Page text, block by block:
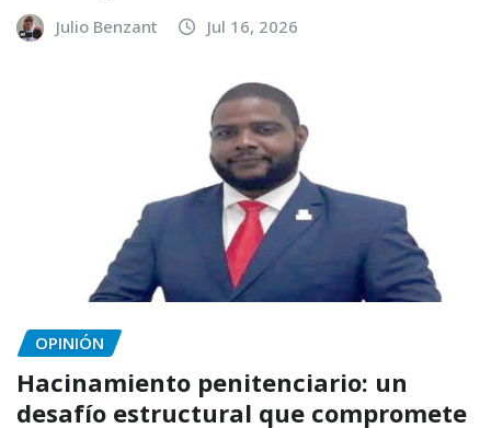
Julio Benzant Jul 16, 2026
OPINIÓN
Hacinamiento penitenciario: un
desafío estructural que compromete